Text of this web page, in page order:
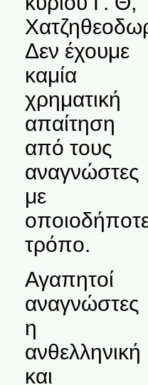
Δεν έχουμε
καμία
χρηματική
απαίτηση
από τους
αναγνώστες
με
τρόπο.
Αγαπητοί
αναγνώστες
η
ανθελληνική
και